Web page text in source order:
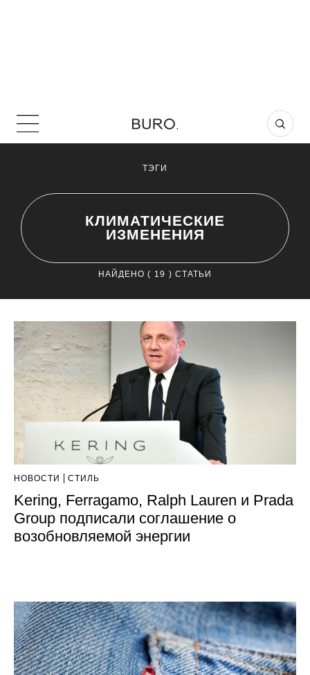
ТЭГИ
КЛИМАТИЧЕСКИЕ
ИЗМЕНЕНИЯ
НАЙДЕНО ( 19 ) СТАТЬИ
НОВОСТИ СТИЛЬ
Kering, Ferragamo, Ralph Lauren и Prada
Group подписали соглашение о
возобновляемой энергии